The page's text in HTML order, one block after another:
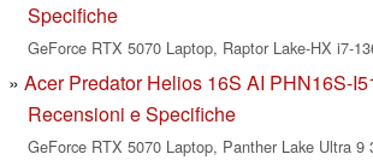
Specifiche
GeForce RTX 5070 Laptop, Raptor Lake-HX i7-
Acer Predator Helios 16S AI PHN16S-
Recensioni e Specifiche
GeForce RTX 5070 Laptop, Panther Lake Ultra 9